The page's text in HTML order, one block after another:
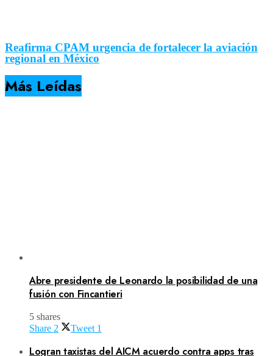
Reafirma CPAM urgencia de fortalecer la aviación
regional en México
Más Leídas
Abre presidente de Leonardo la posibilidad de una
fusión con Fincantieri
5 shares
Share 2 Tweet 1
Logran taxistas del AICM acuerdo contra apps tras